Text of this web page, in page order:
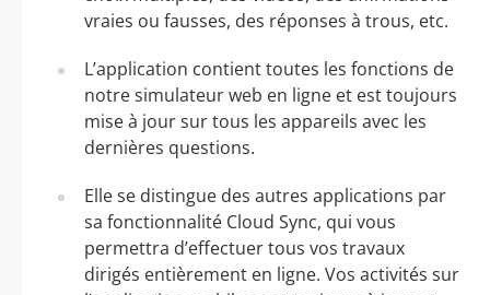
vraies ou fausses, des réponses à trous, etc.
L’application contient toutes les fonctions de
notre simulateur web en ligne et est toujours
mise à jour sur tous les appareils avec les
dernières questions.
Elle se distingue des autres applications par
sa fonctionnalité Cloud Sync, qui vous
permettra d’effectuer tous vos travaux
dirigés entièrement en ligne. Vos activités sur